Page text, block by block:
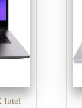
Intel